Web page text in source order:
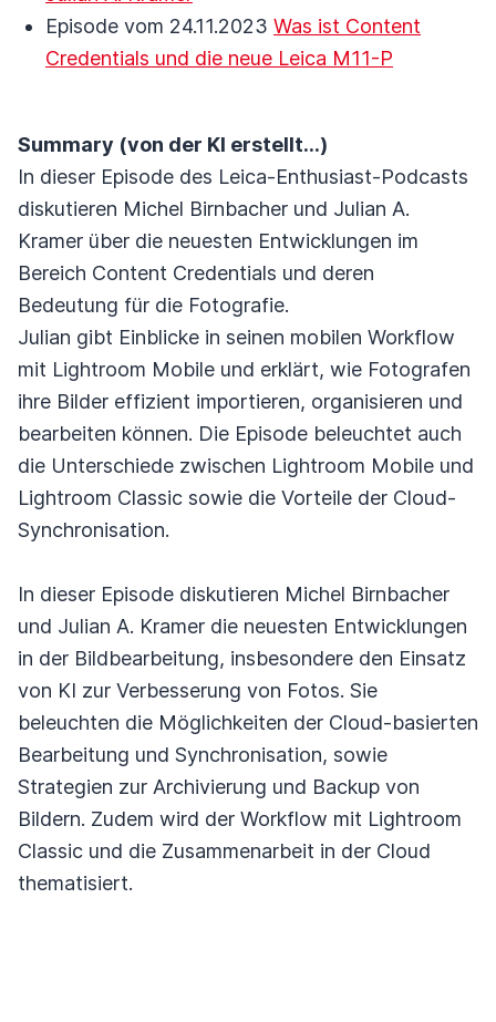
Episode vom 24.11.2023 Was ist Content
Credentials und die neue Leica M11-P
Summary (von der KI erstellt...)
In dieser Episode des Leica-Enthusiast-Podcasts
diskutieren Michel Birnbacher und Julian A.
Kramer über die neuesten Entwicklungen im
Bereich Content Credentials und deren
Bedeutung für die Fotografie.
Julian gibt Einblicke in seinen mobilen Workflow
mit Lightroom Mobile und erklärt, wie Fotografen
ihre Bilder effizient importieren, organisieren und
bearbeiten können. Die Episode beleuchtet auch
die Unterschiede zwischen Lightroom Mobile und
Lightroom Classic sowie die Vorteile der Cloud-
Synchronisation.
In dieser Episode diskutieren Michel Birnbacher
und Julian A. Kramer die neuesten Entwicklungen
in der Bildbearbeitung, insbesondere den Einsatz
von KI zur Verbesserung von Fotos. Sie
beleuchten die Möglichkeiten der Cloud-basierten
Bearbeitung und Synchronisation, sowie
Strategien zur Archivierung und Backup von
Bildern. Zudem wird der Workflow mit Lightroom
Classic und die Zusammenarbeit in der Cloud
thematisiert.